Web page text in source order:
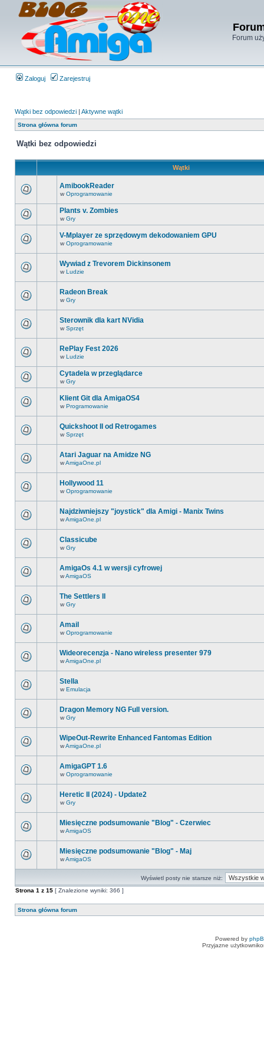
Forum
Zaloguj Zarejestruj
Wątki bez odpowiedzi | Aktywne wątki
Strona główna forum
Wątki bez odpowiedzi
Wątki
AmibookReader
w Oprogramowanie
Plants v. Zombies
w Gry
V-Mplayer ze sprzędowym dekodowaniem GPU
w Oprogramowanie
Wywiad z Trevorem Dickinsonem
w Ludzie
Radeon Break
w Gry
Sterownik dla kart NVidia
w Sprzęt
RePlay Fest 2026
w Ludzie
Cytadela w przeglądarce
w Gry
Klient Git dla AmigaOS4
w Programowanie
Quickshoot II od Retrogames
w Sprzęt
Atari Jaguar na Amidze NG
wAmigaOne.pl
Hollywood 11
w Oprogramowanie
Najdziwniejszy "joystick" dla Amigi - Manix Twins
wAmigaOne.pl
Classicube
w Gry
AmigaOs 4.1 w wersji cyfrowej
wAmigaOS
The Settlers II
w Gry
Amail
w Oprogramowanie
Wideorecenzja - Nano wireless presenter 979
wAmigaOne.pl
Stella
w Emulacja
Dragon Memory NG Full version.
w Gry
WipeOut-Rewrite Enhanced Fantomas Edition
wAmigaOne.pl
AmigaGPT 1.6
w Oprogramowanie
Heretic II (2024) - Update2
w Gry
Miesięczne podsumowanie "Blog" - Czerwiec
wAmigaOS
Miesięczne podsumowanie "Blog" - Maj
wAmigaOS
Wyświetl posty nie starsze niż:
Strona 1 z 15 [ Znalezione wyniki: 366 ]
Strona główna forum
Powered by
Przyjazne